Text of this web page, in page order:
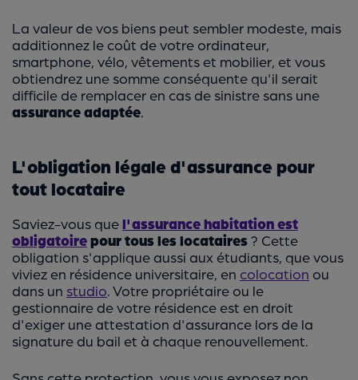
La valeur de vos biens peut sembler modeste, mais
additionnez le coût de votre ordinateur,
smartphone, vélo, vêtements et mobilier, et vous
obtiendrez une somme conséquente qu'il serait
difficile de remplacer en cas de sinistre sans une
assurance adaptée
L'obligation légale d'assurance pour
tout locataire
Saviez-vous quel'assurance habitation est
obligatoirepour tous les locataires? Cette
obligation s'applique aussi aux étudiants, que vous
viviez en résidence universitaire, en colocation ou
dans un studio . Votre propriétaire ou le
gestionnaire de votre résidence est en droit
d'exiger une attestation d'assurance lors de la
signature du bail et à chaque renouvellement.